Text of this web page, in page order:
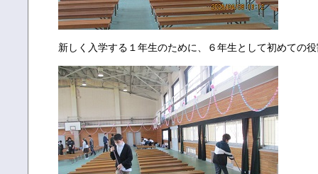
新しく入学する１年生のために、６年生として初めての